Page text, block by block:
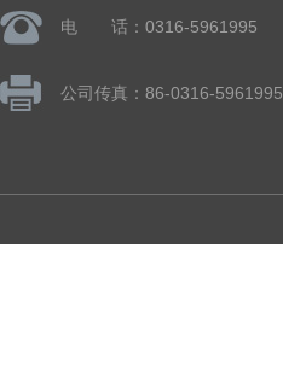
电 话：0316-5961995
公司传真：86-0316-5961995